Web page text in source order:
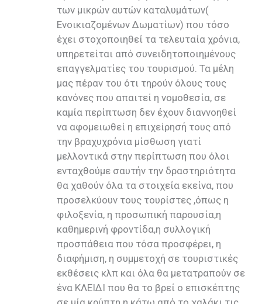
των μικρών αυτών καταλυμάτων(
Ενοικιαζομένων Δωματίων) που τόσο
έχει στοχοποιηθεί τα τελευταία χρόνια,
υπηρετείται από συνειδητοποιημένους
επαγγελματίες του τουρισμού. Τα μέλη
μας πέραν του ότι τηρούν όλους τους
κανόνες που απαιτεί η νομοθεσία, σε
καμία περίπτωση δεν έχουν διαννοηθεί
να αφομειωθεί η επιχείρησή τους από
την βραχυχρόνια μίσθωση γιατί
μελλοντικά στην περίπτωση που όλοι
ενταχθούμε σαυτήν την δραστηριότητα
θα χαθούν όλα τα στοιχεία εκείνα, που
προσελκύουν τους τουρίστες ,όπως η
φιλοξενία, η προσωπική παρουσία,η
καθημερινή φροντίδα,η συλλογική
προσπάθεια που τόσα προσφέρει, η
διαφήμιση, η συμμετοχή σε τουριστικές
εκθέσεις κλπ και όλα θα μετατραπούν σε
ένα ΚΛΕΙΔΙ που θα το βρεί ο επισκέπτης